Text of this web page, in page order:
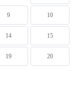
9 10
14 15
19 20